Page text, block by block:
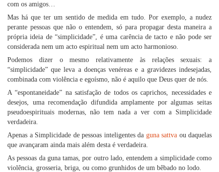
com os amigos…
Mas há que ter um sentido de medida em tudo. Por exemplo, a nudez
perante pessoas que não o entendem, só para propagar desta maneira a
própria ideia de “simplicidade”, é uma carência de tacto e não pode ser
considerada nem um acto espiritual nem um acto harmonioso.
Podemos dizer o mesmo relativamente às relações sexuais: a
“simplicidade” que leva a doenças venéreas e a gravidezes indesejadas,
combinada com violência e egoísmo, não é aquilo que Deus quer de nós.
A “espontaneidade” na satisfação de todos os caprichos, necessidades e
desejos, uma recomendação difundida amplamente por algumas seitas
pseudoespirituais modernas, não tem nada a ver com a Simplicidade
verdadeira.
Apenas a Simplicidade de pessoas inteligentes da guna sattva ou daquelas
que avançaram ainda mais além desta é verdadeira.
As pessoas da guna tamas, por outro lado, entendem a simplicidade como
violência, grosseria, briga, ou como grunhidos de um bêbado no lodo.